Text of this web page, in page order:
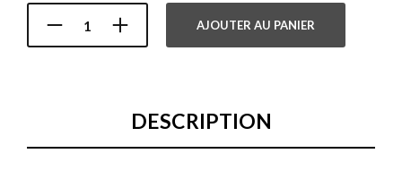
AJOUTER AU PANIER
DESCRIPTION